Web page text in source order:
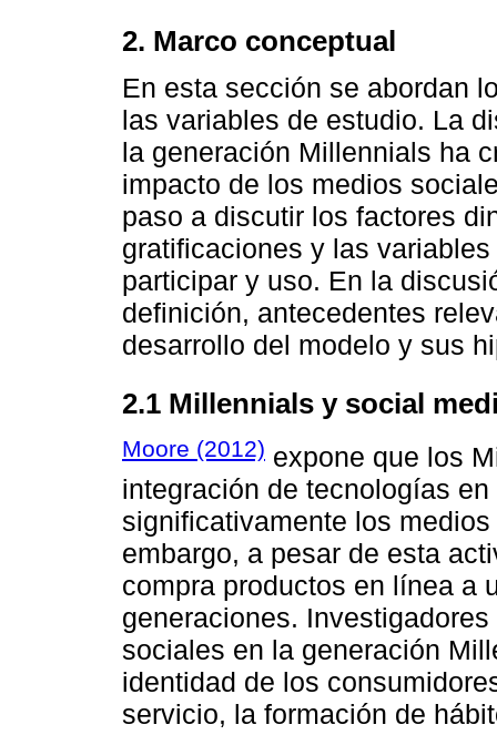
2. Marco conceptual
En esta sección se abordan
las variables de estudio. La
la generación Millennials ha
impacto de los medios
paso a discutir los factores
gratificaciones y las
participar y uso. En la
definición, antecedentes
desarrollo del modelo y sus
2.1 Millennials y social
Moore (2012) expone que los
integración de tecnologías
significativamente los
embargo, a pesar de esta
compra productos en línea a
generaciones.
sociales en la generación
identidad de los
servicio, la formación de